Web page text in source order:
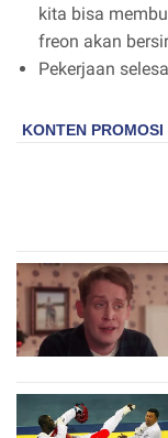
kita bisa
freon akan
Pekerjaan